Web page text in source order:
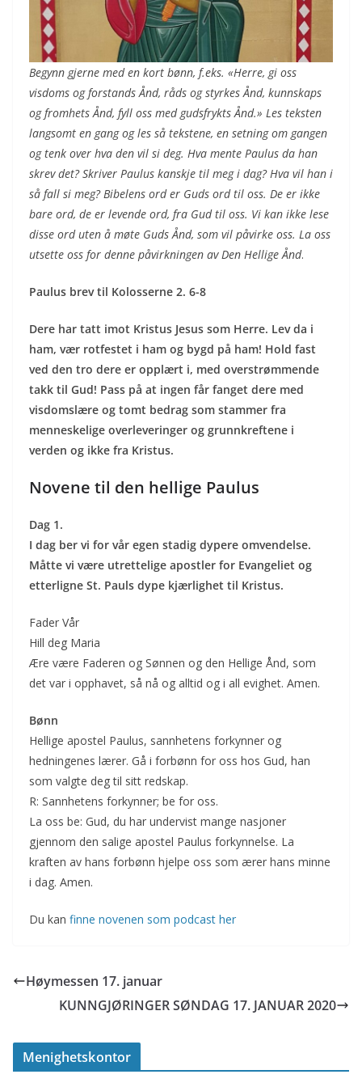
Begynn gjerne med en kort bønn, f.eks. «Herre, gi oss
visdoms og forstands Ånd, råds og styrkes Ånd, kunnskaps
og fromhets Ånd, fyll oss med gudsfrykts Ånd.» Les teksten
langsomt en gang og les så tekstene, en setning om gangen
og tenk over hva den vil si deg. Hva mente Paulus da han
skrev det? Skriver Paulus kanskje til meg i dag? Hva vil han i
så fall si meg? Bibelens ord er Guds ord til oss. De er ikke
bare ord, de er levende ord, fra Gud til oss. Vi kan ikke lese
disse ord uten å møte Guds Ånd, som vil påvirke oss. La oss
utsette oss for denne påvirkningen av Den Hellige Ånd.
Paulus brev til Kolosserne 2. 6-8
Dere har tatt imot Kristus Jesus som Herre. Lev da i
ham, vær rotfestet i ham og bygd på ham! Hold fast
ved den tro dere er opplært i, med overstrømmende
takk til Gud! Pass på at ingen får fanget dere med
visdomslære og tomt bedrag som stammer fra
menneskelige overleveringer og grunnkreftene i
verden og ikke fra Kristus.
Novene til den hellige Paulus
Dag 1.
I dag ber vi for vår egen stadig dypere omvendelse.
Måtte vi være utrettelige apostler for Evangeliet og
etterligne St. Pauls dype kjærlighet til Kristus.
Fader Vår
Hill deg Maria
Ære være Faderen og Sønnen og den Hellige Ånd, som
det var i opphavet, så nå og alltid og i all evighet. Amen.
Bønn
Hellige apostel Paulus, sannhetens forkynner og
hedningenes lærer. Gå i forbønn for oss hos Gud, han
som valgte deg til sitt redskap.
R: Sannhetens forkynner; be for oss.
La oss be: Gud, du har undervist mange nasjoner
gjennom den salige apostel Paulus forkynnelse. La
kraften av hans forbønn hjelpe oss som ærer hans minne
i dag. Amen.
Du kan finne novenen som podcast her
Høymessen 17. januar
KUNNGJØRINGER SØNDAG 17. JANUAR 2020
Menighetskontor